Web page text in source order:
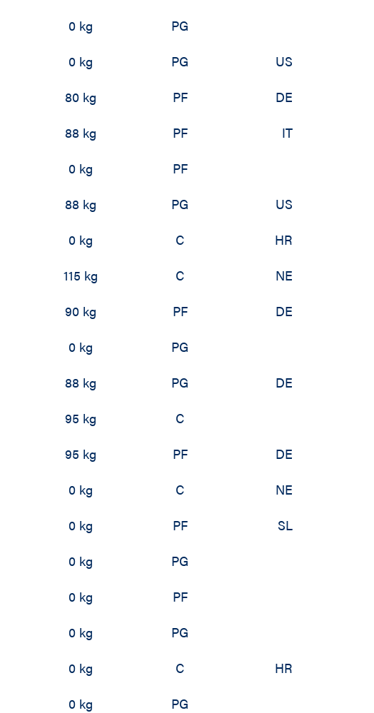
0 kg
PG
0 kg PG
US
80 kg PF
DE
88 kg PF
IT
0 kg
PF
88 kg PG
US
0 kg C
HR
115 kg C
NE
90 kg PF
DE
0 kg
PG
88 kg PG
DE
95 kg
C
95 kg PF
DE
0 kg C
NE
0 kg PF
SL
0 kg
PG
0 kg
PF
0 kg
PG
0 kg C
HR
0 kg PG